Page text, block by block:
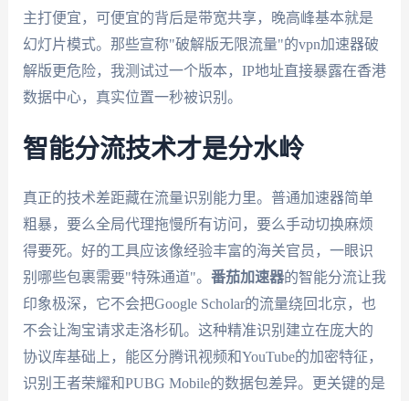
主打便宜，可便宜的背后是带宽共享，晚高峰基本就是
幻灯片模式。那些宣称"破解版无限流量"的vpn加速器破
解版更危险，我测试过一个版本，IP地址直接暴露在香港
数据中心，真实位置一秒被识别。
智能分流技术才是分水岭
真正的技术差距藏在流量识别能力里。普通加速器简单
粗暴，要么全局代理拖慢所有访问，要么手动切换麻烦
得要死。好的工具应该像经验丰富的海关官员，一眼识
别哪些包裹需要"特殊通道"。 番茄加速器的智能分流让我
印象极深，它不会把Google Scholar的流量绕回北京，也
不会让淘宝请求走洛杉矶。这种精准识别建立在庞大的
协议库基础上，能区分腾讯视频和YouTube的加密特征，
识别王者荣耀和PUBG Mobile的数据包差异。更关键的是